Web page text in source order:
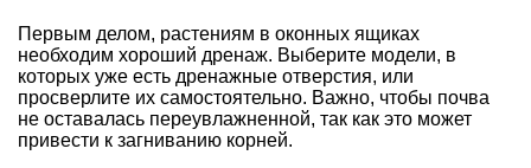
Первым делом, растениям в оконных ящиках
необходим хороший дренаж. Выберите модели, в
которых уже есть дренажные отверстия, или
просверлите их самостоятельно. Важно, чтобы почва
не оставалась переувлажненной, так как это может
привести к загниванию корней.